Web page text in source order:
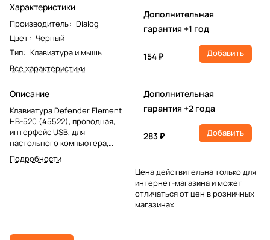
Характеристики
Производитель: Dialog
Цвет: Черный
Тип: Клавиатура и мышь
Все характеристики
Описание
Клавиатура Defender Element
HB-520 (45522), проводная,
интерфейс USB, для
настольного компьютера,
классическая конструкция,
мембранная, клавиш: 108,
Подробности
Дополнительная
гарантия +1 год
154 ₽ Добавить
Дополнительная
гарантия +2 года
283 ₽ Добавить
Цена действительна только для
интернет-магазина и может
отличаться от цен в розничных
магазинах